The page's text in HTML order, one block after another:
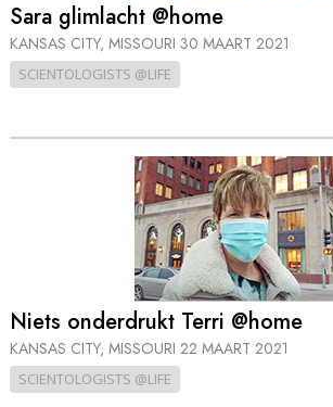
Sara glimlacht @home
KANSAS CITY, MISSOURI 30 MAART 2021
SCIENTOLOGISTS @LIFE
Niets onderdrukt Terri @home
KANSAS CITY, MISSOURI 22 MAART 2021
SCIENTOLOGISTS @LIFE